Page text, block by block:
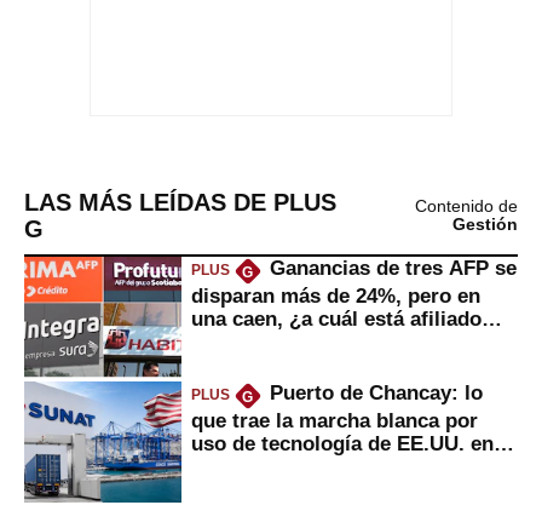
LAS MÁS LEÍDAS DE PLUS
G
Contenido de
Gestión
PLUS G
Ganancias de tres AFP se
disparan más de 24%, pero en
una caen, ¿a cuál está afiliado
PLUS G
Puerto de Chancay: lo
que trae la marcha blanca por
uso de tecnología de EE.UU. en